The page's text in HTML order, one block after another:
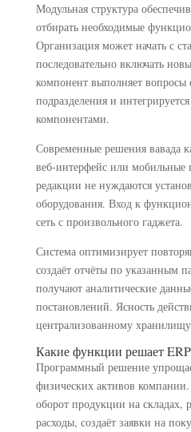
Модульная структура
отбирать необходимые
Организация может начать с
последовательно включать
компонент выполняет вопросы
подразделения и
компонентами.
Современные решения вавада
веб-интерфейс или
редакции не нуждаются
оборудования. Вход к
сеть с произвольного гаджета.
Система оптимизирует
создаёт отчёты по указанным
получают аналитические
постановлений. Ясность
централизованному
Какие функции решает
Программный решение
физических активов
оборот продукции на складах,
расходы, создаёт заявки на